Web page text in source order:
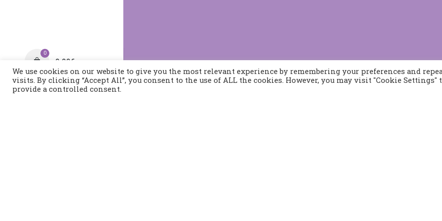
0,00€
0
We use cookies on our website to give you the most relevant experience by remembering your preferences and
visits. By clicking “Accept All”, you consent to the use of ALL the cookies. However, you may visit "Cookie Settings"
provide a controlled consent.